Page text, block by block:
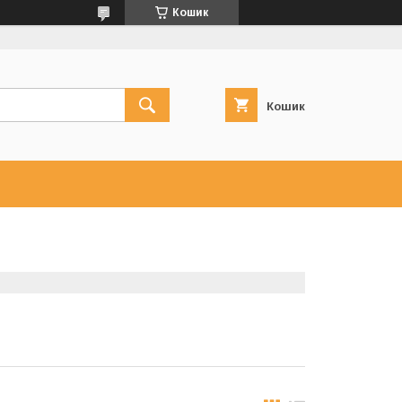
Кошик
Кошик